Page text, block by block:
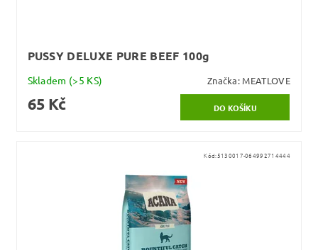
PUSSY DELUXE PURE BEEF 100g
Skladem (>5 KS) Značka: MEATLOVE
65 Kč
Kód:5130017-064992714444